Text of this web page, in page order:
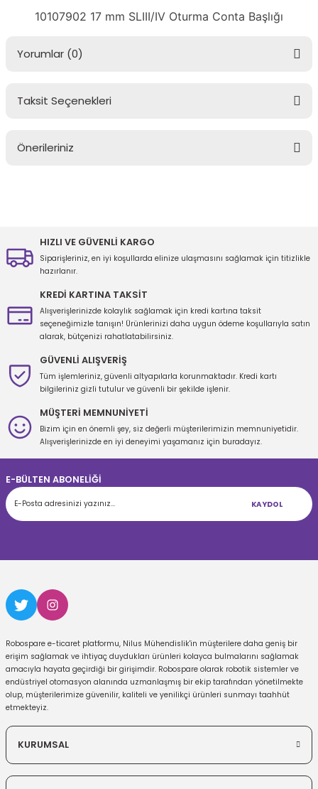
10107902 17 mm SLIII/IV Oturma Conta Başlığı
Yorumlar (0)
Taksit Seçenekleri
Önerileriniz
Ürün resmi kalitesiz, bozuk veya görüntülenemiyor.
Ürün bilgilerinde hatalar bulunuyor.
Ürün fiyatı diğer sitelerden daha pahalı.
Gönder
HIZLI VE GÜVENLİ KARGO
Siparişleriniz, en iyi koşullarda elinize ulaşmasını sağlamak için titizlikle
hazırlanır.
KREDİ KARTINA TAKSİT
Alışverişlerinizde kolaylık sağlamak için kredi kartına taksit
seçeneğimizle tanışın! Ürünlerinizi daha uygun ödeme koşullarıyla satın
alarak, bütçenizi rahatlatabilirsiniz.
GÜVENLİ ALIŞVERİŞ
Tüm işlemleriniz, güvenli altyapılarla korunmaktadır. Kredi kartı
bilgileriniz gizli tutulur ve güvenli bir şekilde işlenir.
MÜŞTERİ MEMNUNİYETİ
Bizim için en önemli şey, siz değerli müşterilerimizin memnuniyetidir.
Alışverişlerinizde en iyi deneyimi yaşamanız için buradayız.
E-BÜLTEN ABONELİĞİ
KAYDOL
Robospare e-ticaret platformu, Nilus Mühendislik'in müşterilere daha geniş bir
erişim sağlamak ve ihtiyaç duydukları ürünleri kolayca bulmalarını sağlamak
amacıyla hayata geçirdiği bir girişimdir. Robospare olarak robotik sistemler ve
endüstriyel otomasyon alanında uzmanlaşmış bir ekip tarafından yönetilmekte
olup, müşterilerimize güvenilir, kaliteli ve yenilikçi ürünleri sunmayı taahhüt
etmekteyiz.
KURUMSAL